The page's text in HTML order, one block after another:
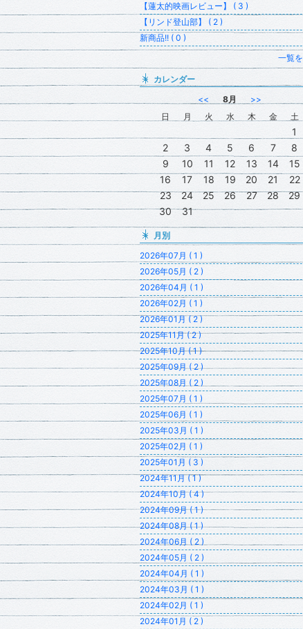
【蓮太的映画レビュー】 ( 3 )
【リンド登山部】 ( 2 )
新商品!! ( 0 )
一覧
カレンダー
<<
8月
>>
日
月 火 水 木 金 土
1
2
3 4 5 6 7
8
9
10 11 12 13 14
15
16
17 18 19 20 21
22
23
24 25 26 27 28
29
30
31
月別
2026年07月 ( 1 )
2026年05月 ( 2 )
2026年04月 ( 1 )
2026年02月 ( 1 )
2026年01月 ( 2 )
2025年11月 ( 2 )
2025年10月 ( 1 )
2025年09月 ( 2 )
2025年08月 ( 2 )
2025年07月 ( 1 )
2025年06月 ( 1 )
2025年03月 ( 1 )
2025年02月 ( 1 )
2025年01月 ( 3 )
2024年11月 ( 1 )
2024年10月 ( 4 )
2024年09月 ( 1 )
2024年08月 ( 1 )
2024年06月 ( 2 )
2024年05月 ( 2 )
2024年04月 ( 1 )
2024年03月 ( 1 )
2024年02月 ( 1 )
2024年01月 ( 2 )